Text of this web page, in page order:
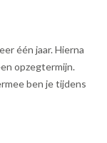
één jaar. Hierna
opzegtermijn.
ben je tijdens